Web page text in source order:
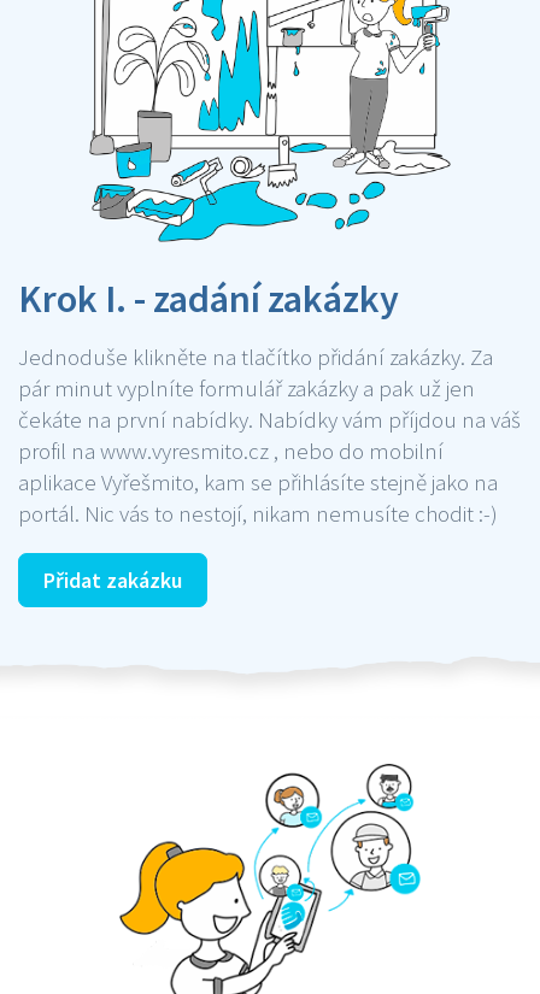
Krok I. - zadání zakázky
Jednoduše klikněte na tlačítko přidání zakázky. Za
pár minut vyplníte formulář zakázky a pak už jen
čekáte na první nabídky. Nabídky vám příjdou na váš
profil na www.vyresmito.cz , nebo do mobilní
aplikace Vyřešmito, kam se přihlásíte stejně jako na
portál. Nic vás to nestojí, nikam nemusíte chodit :-)
Přidat zakázku